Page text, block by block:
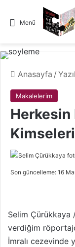
Menü
Anasayfa /
Makalelerim
Son güncelleme: 16
Selim Çürükkaya
verdiğim
İmralı cezevinde